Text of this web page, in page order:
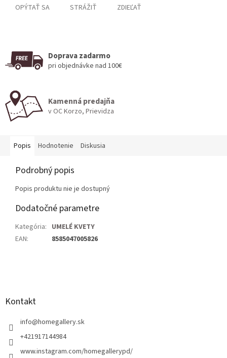
OPÝTAŤ SA STRÁŽIŤ ZDIEĽAŤ
Doprava zadarmo
pri objednávke nad 100€
Kamenná predajňa
v OC Korzo, Prievidza
Popis Hodnotenie Diskusia
Podrobný popis
Popis produktu nie je dostupný
Dodatočné parametre
Kategória: UMELÉ KVETY
EAN: 8585047005826
Kontakt
info@homegallery.sk
+421917144984
www.instagram.com/homegallerypd/